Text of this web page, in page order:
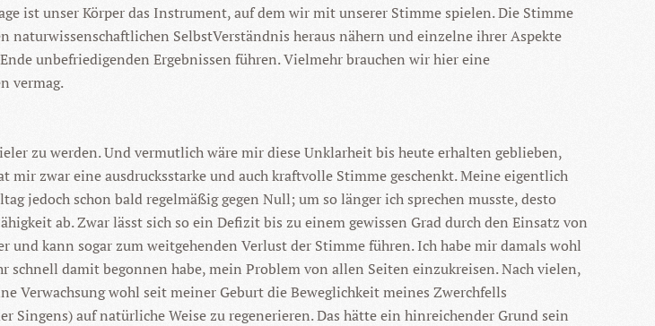
ist unser Körper das Instrument, auf dem wir mit unserer Stimme spielen. Die Stimme
SelbstVerständnis heraus nähern und einzelne ihrer Aspekte
unbefriedigenden Ergebnissen führen. Vielmehr brauchen wir hier eine
vermag.
zu werden. Und vermutlich wäre mir diese Unklarheit bis heute erhalten geblieben,
zwar eine ausdrucksstarke und auch kraftvolle Stimme geschenkt. Meine eigentlich
jedoch schon bald regelmäßig gegen Null; um so länger ich sprechen musste, desto
ab. Zwar lässt sich so ein Defizit bis zu einem gewissen Grad durch den Einsatz von
und kann sogar zum weitgehenden Verlust der Stimme führen. Ich habe mir damals wohl
schnell damit begonnen habe, mein Problem von allen Seiten einzukreisen. Nach vielen,
Verwachsung wohl seit meiner Geburt die Beweglichkeit meines Zwerchfells
Singens) auf natürliche Weise zu regenerieren. Das hätte ein hinreichender Grund sein